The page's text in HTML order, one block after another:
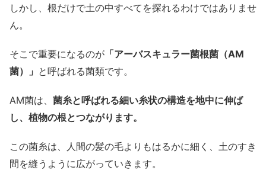
しかし、根だけで土の中すべてを探れるわけではありませ
ん。
そこで重要になるのが 「アーバスキュラー菌根菌（AM
菌）」 と呼ばれる菌類です。
AM菌は、 菌糸と呼ばれる細い糸状の構造を地中に伸ば
し、植物の根とつながります。
この菌糸は、人間の髪の毛よりもはるかに細く、土のすき
間を縫うように広がっていきます。